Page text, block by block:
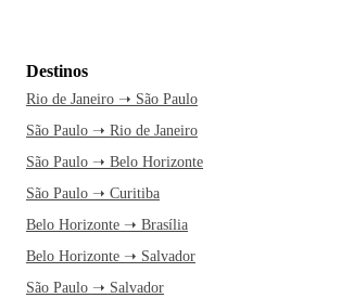
Destinos
Rio de Janeiro ➝ São Paulo
São Paulo ➝ Rio de Janeiro
São Paulo ➝ Belo Horizonte
São Paulo ➝ Curitiba
Belo Horizonte ➝ Brasília
Belo Horizonte ➝ Salvador
São Paulo ➝ Salvador